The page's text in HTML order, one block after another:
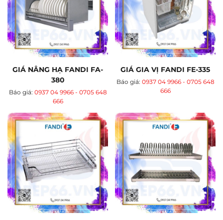
GIÁ NÂNG HẠ FANDI FA-
380
Báo giá: 0937 04 9966 - 0705 648
666
GIÁ GIA VỊ FANDI FE-335
Báo giá: 0937 04 9966 - 0705 648
666